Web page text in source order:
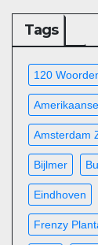
Tags
120
Amsterdam
Bijlmer
Eindhoven
Frenzy